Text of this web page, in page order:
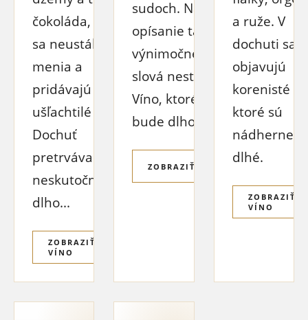
čokoláda, ktoré
sa neustále
menia a
pridávajú
ušľachtilé tóny.
Dochuť
pretrváva
neskutočne
dlho...
ZOBRAZIŤ
VÍNO
sudoch. Na
opísanie takéhoto
výnimočného vína
slová nestačia.
Víno, ktoré vám
bude dlho chutiť...
ZOBRAZIŤ VÍNO
a ruže. V
dochuti sa
objavujú
korenisté
ktoré sú
nádherne
dlhé.
ZOBRAZIŤ
VÍNO